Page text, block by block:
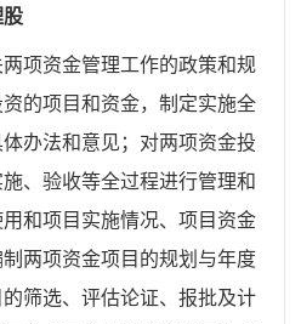
股
项资金管理工作的政策和规
的项目和资金，制定实施全
办法和意见；对两项资金投
、验收等全过程进行管理和
和项目实施情况、项目资金
两项资金项目的规划与年度
筛选、评估论证、报批及计